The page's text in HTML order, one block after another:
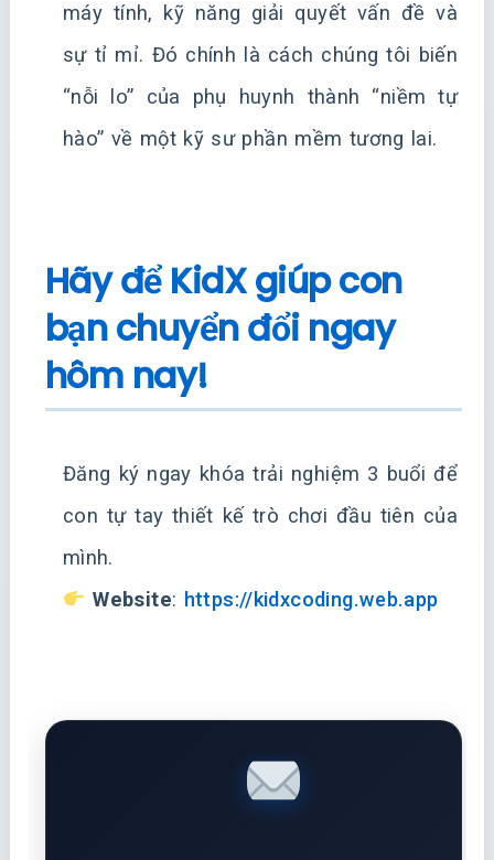
máy tính, kỹ năng giải quyết vấn đề và
sự tỉ mỉ. Đó chính là cách chúng tôi biến
“nỗi lo” của phụ huynh thành “niềm tự
hào” về một kỹ sư phần mềm tương lai.
Hãy để KidX giúp con
bạn chuyển đổi ngay
hôm nay!
Đăng ký ngay khóa trải nghiệm 3 buổi để
con tự tay thiết kế trò chơi đầu tiên của
mình.
Website: https://kidxcoding.web.app